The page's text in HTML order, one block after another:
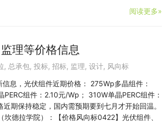
阅读更多»
理等价格信息
, 总承包, 投标, 招标, 监理, 设计, 风向标
息，光伏组件近期价格： 275Wp多晶组件：
组件：2.10元/Wp； 310W单晶PERC组件：
保持稳定，国内需预期要到七月才开始回温。
坎德拉学院）：【价格风向标0422】光伏组件、